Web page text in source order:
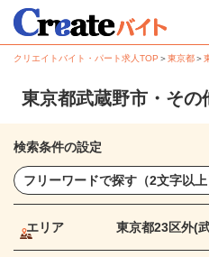
クリエイトバイト・パート求人TOP ＞東京都＞
東京都武蔵野市・その
検索条件の設定
エリア 東京都23区外(